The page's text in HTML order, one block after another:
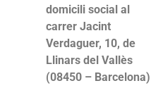
domicili social al
carrer Jacint
Verdaguer, 10, de
Llinars del Vallès
(08450 – Barcelona)